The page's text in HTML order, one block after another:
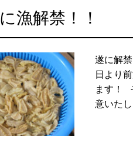
漁解禁！！
遂に解
日より
ます！
意いた